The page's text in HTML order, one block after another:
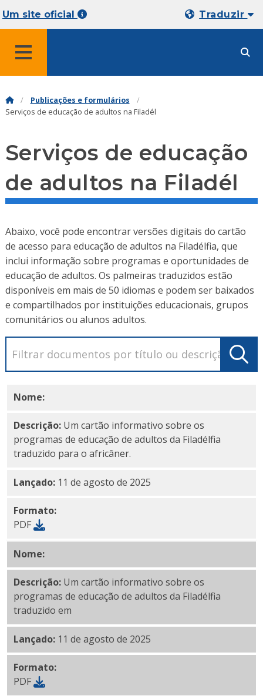
Um site oficial Traduzir
Publicações e formulários
Serviços de educação de adultos na Filadél
Serviços de educação
de adultos na Filadél
Abaixo, você pode encontrar versões digitais do cartão
de acesso para educação de adultos na Filadélfia, que
inclui informação sobre programas e oportunidades de
educação de adultos. Os palmeiras traduzidos estão
disponíveis em mais de 50 idiomas e podem ser baixados
e compartilhados por instituições educacionais, grupos
comunitários ou alunos adultos.
Nome:PDF em africâner
Descrição: Um cartão informativo sobre os
programas de educação de adultos da Filadélfia
traduzido para o africâner.
Lançado: 11 de agosto de 2025
Formato:
PDF
Nome:PDF albanês
Descrição: Um cartão informativo sobre os
programas de educação de adultos da Filadélfia
traduzido em
Lançado: 11 de agosto de 2025
Formato:
PDF